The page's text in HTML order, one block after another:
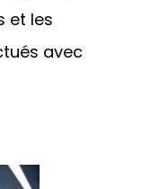
et les
avec